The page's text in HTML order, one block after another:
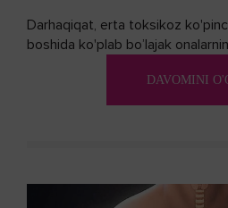
Darhaqiqat, erta toksikoz
boshida ko'plab bo’lajak
biron bir usuli bormi?DAVOMINI